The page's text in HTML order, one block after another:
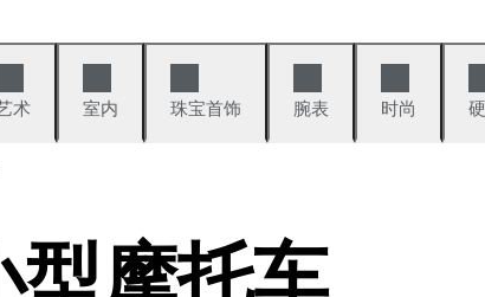
术
室内 珠宝首饰 腕表 时尚
型摩托车